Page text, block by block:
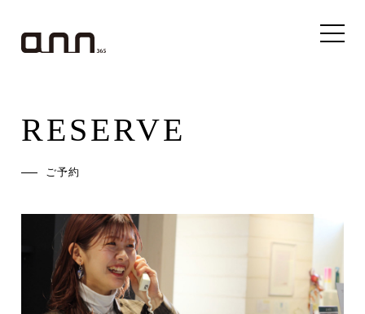
RESERVE
ご予約